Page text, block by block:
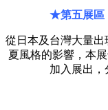
★第五展區
從日本及台灣大量
夏風格的影響，本
加入展出，